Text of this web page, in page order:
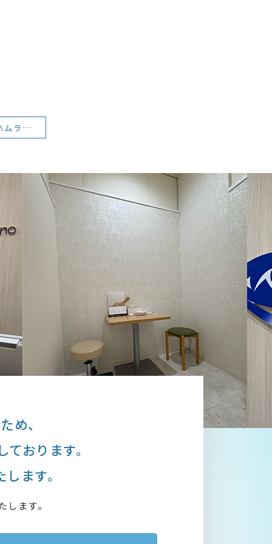
30代女性 裏ハムラ ダウンタイム
め、
おります。
ます。
ます。